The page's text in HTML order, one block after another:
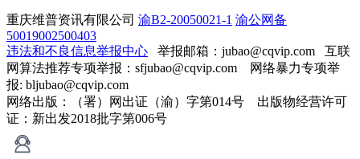
重庆维普资讯有限公司 渝B2-20050021-1 渝公网备
50019002500403
违法和不良信息举报中心 举报邮箱：jubao@cqvip.com 互联
网算法推荐专项举报：sfjubao@cqvip.com 网络暴力专项举
报: bljubao@cqvip.com
网络出版：（署）网出证（渝）字第014号 出版物经营许可
证：新出发2018批字第006号